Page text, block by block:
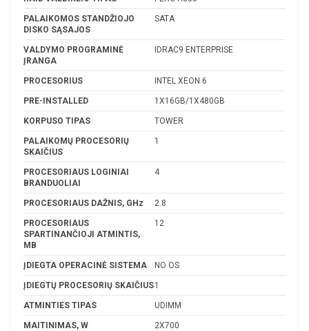
PALAIKOMOS STANDŽIOJO
DISKO SĄSAJOS
SATA
VALDYMO PROGRAMINĖ
ĮRANGA
IDRAC9 ENTERPRISE
PROCESORIUS INTEL XEON 6
PRE-INSTALLED 1X16GB/1X480GB
KORPUSO TIPAS TOWER
PALAIKOMŲ PROCESORIŲ
SKAIČIUS
1
PROCESORIAUS LOGINIAI
BRANDUOLIAI
4
PROCESORIAUS DAŽNIS, GHz 2.8
PROCESORIAUS
SPARTINANČIOJI ATMINTIS,
MB
12
ĮDIEGTA OPERACINĖ SISTEMA NO OS
ĮDIEGTŲ PROCESORIŲ SKAIČIUS1
ATMINTIES TIPAS UDIMM
MAITINIMAS, W 2X700